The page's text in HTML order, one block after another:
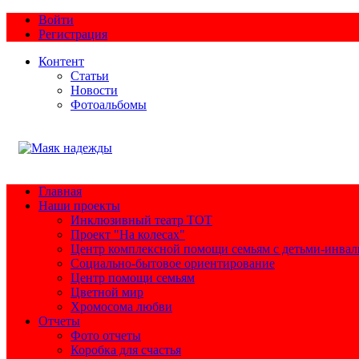
Войти
Регистрация
Контент
Статьи
Новости
Фотоальбомы
Главная
Наши проекты
Инклюзивный театр ТОТ
Проект "На колесах"
Центр комплексной помощи семьям с детьми-
Социально-бытовое ориентирование
Центр помощи семьям
Цветной мир
Хромосома любви
Отчеты
Фото отчеты
Коробка для счастья